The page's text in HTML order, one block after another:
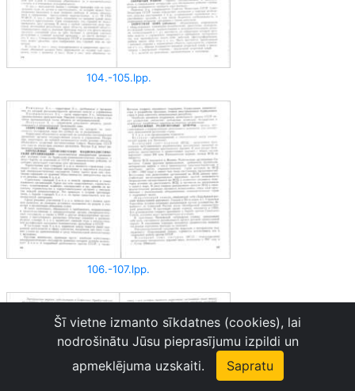
104.-105.lpp.
106.-107.lpp.
Šī vietne izmanto sīkdatnes (cookies), lai
nodrošinātu Jūsu pieprasījumu izpildi un
apmeklējuma uzskaiti.
Sapratu